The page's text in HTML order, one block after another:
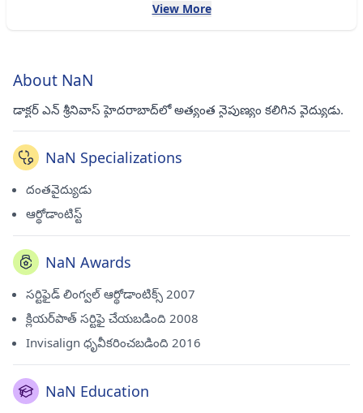
View More
About NaN
డాక్టర్ ఎన్ శ్రీనివాస్ హైదరాబాద్‌లో అత్యంత నైపుణ్యం కలిగిన వైద్యుడు.
NaN Specializations
దంతవైద్యుడు
ఆర్థోడాంటిస్ట్
NaN Awards
సర్టిఫైడ్ లింగ్వల్ ఆర్థోడాంటిక్స్ 2007
క్లియర్‌పాత్ సర్టిఫై చేయబడింది 2008
Invisalign ధృవీకరించబడింది 2016
NaN Education